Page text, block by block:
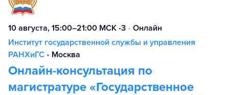
10 августа, 15:00–21:00 МСК -3 • Онлайн
Институт государственной службы и управления
РАНХиГС • Москва
Онлайн-консультация по
магистратуре «Государственное